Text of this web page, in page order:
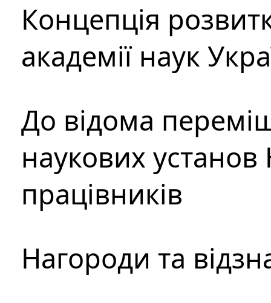
Концепція
академії наук
До відома
наукових установ
працівників
Нагороди та